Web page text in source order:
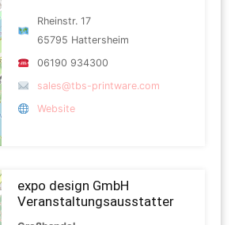
Rheinstr. 17
65795 Hattersheim
06190 934300
sales@tbs-printware.com
Website
expo design GmbH
Veranstaltungsausstatter